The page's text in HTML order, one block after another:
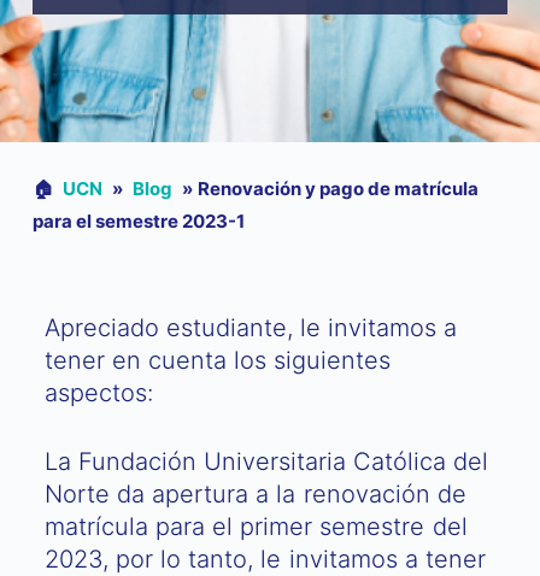
🏠︎ UCN » Blog » Renovación y pago de matrícula
para el semestre 2023-1
Apreciado estudiante, le invitamos a
tener en cuenta los siguientes
aspectos:
La Fundación Universitaria Católica del
Norte da apertura a la renovación de
matrícula para el primer semestre del
2023, por lo tanto, le invitamos a tener